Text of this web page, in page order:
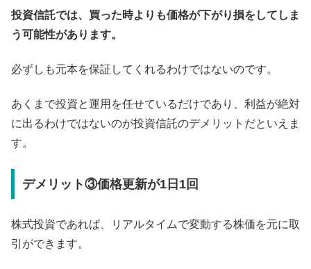
投資信託では、買った時よりも価格が下がり損をしてしま
う可能性があります。
必ずしも元本を保証してくれるわけではないのです。
あくまで投資と運用を任せているだけであり、利益が絶対
に出るわけではないのが投資信託のデメリットだといえま
す。
デメリット③価格更新が1日1回
株式投資であれば、リアルタイムで変動する株価を元に取
引ができます。